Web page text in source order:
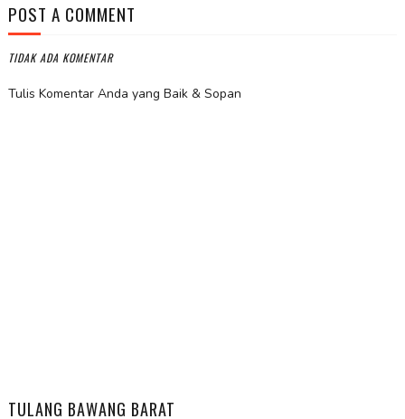
POST A COMMENT
TIDAK ADA KOMENTAR
Tulis Komentar Anda yang Baik & Sopan
TULANG BAWANG BARAT